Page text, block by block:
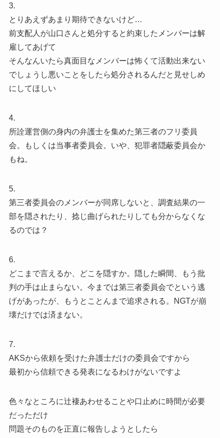
3.
とりあえずあまり期待できないけど…
前支配人が山口さんと処分すると約束したメンバーは解
雇してあげて
そんなんいたら真面目なメンバーは怖くて活動出来ない
でしょうし悪いことをしたら処分されるんだと見せしめ
にしてほしい
4.
所詮運営側の身内の弁護士を集めた第三者のフリ委員
会。もしくは当事者委員会。いや、犯罪者隠蔽委員会か
もね。
5.
第三者委員会のメンバーが同席しないと、調査結果の一
部を隠されたり、捻じ曲げられたりしても分からなくな
るのでは？
6.
どこまで言えるか、どこを隠すか。隠した瞬間、もう批
判の手は止まらない。今までは第三者委員会でという逃
げがあったが、もうとことんまで追求される。NGTが崩
壊だけでは済まない。
7.
AKSから依頼を受けた弁護士だけの委員会ですから
最初から信頼できる発表になるわけがないですよ
色々なところに辻褄あわせることや口止めに時間が必要
だっただけ
問題そのものを正直に報告しようとしたら